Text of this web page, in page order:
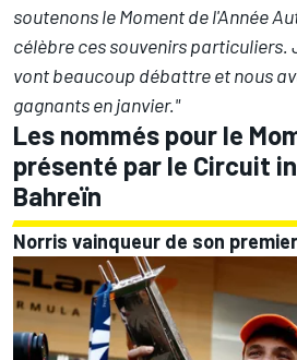
soutenons le Moment de l'Année
célèbre ces souvenirs particuliers.
vont beaucoup débattre et nous
gagnants en janvier."
Les nommés pour le
présenté par le Circuit
Bahreïn
Norris vainqueur de son premier